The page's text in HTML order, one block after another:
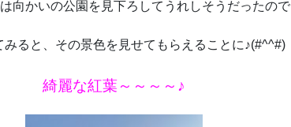
向かいの公園を見下ろしてうれしそうだったので
みると、その景色を見せてもらえることに♪(#^^#)
綺麗な紅葉～～～～♪